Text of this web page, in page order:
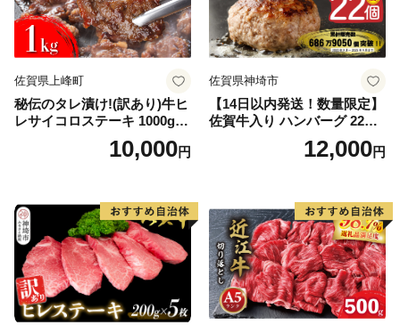
佐賀県上峰町
秘伝のタレ漬け!(訳あり)牛ヒ
レサイコロステーキ 1000g
10,000円
佐賀県神埼市
【14日以内発送！数量限定】
佐賀牛入り ハンバーグ 22個
2.6kg(120g×22個)【佐賀牛
黒毛和牛 ブランド牛 九州 ハ
気】(H083106)
12,000円